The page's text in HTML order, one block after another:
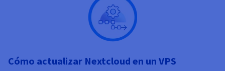
Cómo actualizar Nextcloud en un VPS